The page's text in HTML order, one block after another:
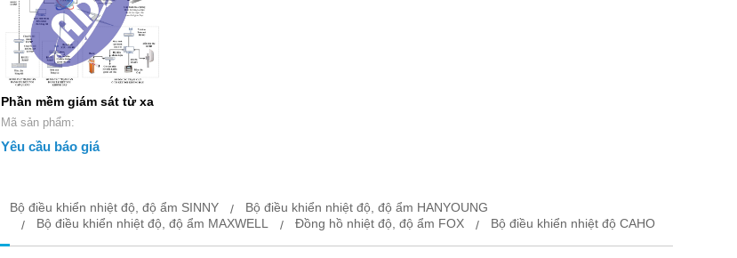
Phần mềm giám sát từ xa
Mã sản phẩm:
Yêu cầu báo giá
Bộ điều khiển nhiệt độ, độ ẩm SINNY
Bộ điều khiển nhiệt độ, độ ẩm HANYOUNG
Bộ điều khiển nhiệt độ, độ ẩm MAXWELL
Đồng hồ nhiệt độ, độ ẩm FOX Bộ điều khiển nhiệt độ CAHO